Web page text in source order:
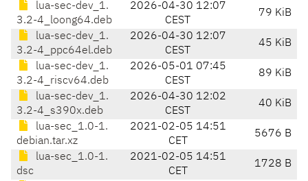
lua-sec-dev_1.
3.2-4_loong64.deb
2026-04-30 12:07
CEST
79 KiB
lua-sec-dev_1.
3.2-4_ppc64el.deb
2026-04-30 12:07
CEST
45 KiB
lua-sec-dev_1.
3.2-4_riscv64.deb
2026-05-01 07:45
CEST
89 KiB
lua-sec-dev_1.
3.2-4_s390x.deb
2026-04-30 12:02
CEST
40 KiB
lua-sec_1.0-1.
debian.tar.xz
2021-02-05 14:51
CET
5676 B
lua-sec_1.0-1.
dsc
2021-02-05 14:51
CET
1728 B